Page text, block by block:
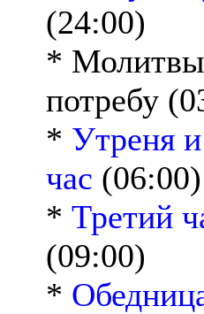
(24:00)
*
потребу
* Утреня
час (06:00)
* Третий
(09:00)
*